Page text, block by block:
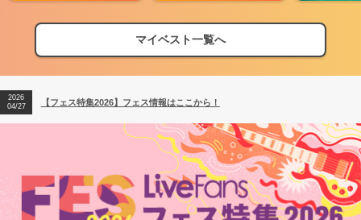
マイベスト一覧へ
【フェス特集2026】フェス情報はここから！
【ライブ動員ランキング】2026年上半期編発表！
2026
04/27
【フェス特集2026】フェス情報はここから！
2026
【ライブ動員ランキング】2026年上半期編発表！